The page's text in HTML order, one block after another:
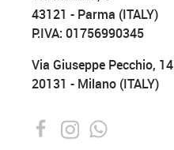
43121 - Parma (ITALY)
P.IVA: 01756990345
Via Giuseppe Pecchio, 14
20131 - Milano (ITALY)